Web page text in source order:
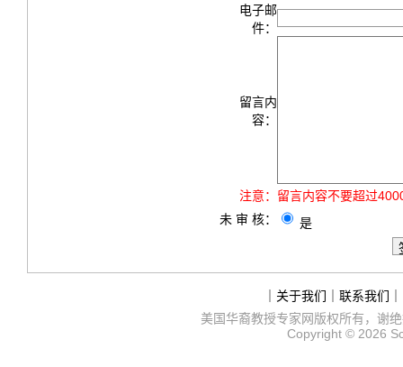
电子邮
件：
留言内
容：
注意： 留言内容不要超过
未 审 核：
是
关于我们 联系我们
美国华裔教授专家网版权所有，谢
Copyright © 2026